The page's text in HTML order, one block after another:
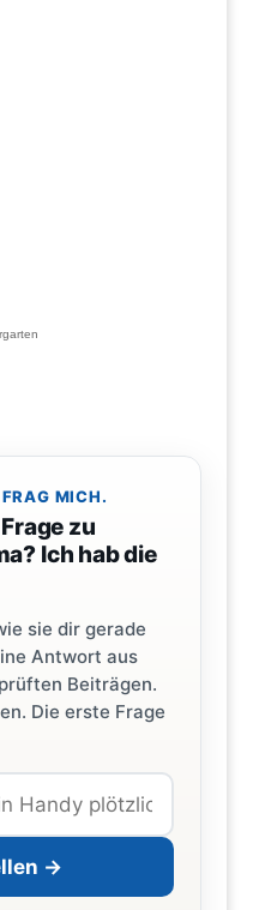
MICH.
zu
Ich hab die
sie dir gerade
Antwort aus
Beiträgen.
Die erste Frage
→